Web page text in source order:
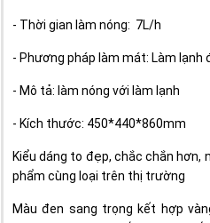
- Thời gian làm nóng: 7L/h
- Phương pháp làm mát: Làm lạnh
- Mô tả: làm nóng với làm lạnh
- Kích thước: 450*440*860mm
Kiểu dáng to đẹp, chắc chắn hơn,
phẩm cùng loại trên thị trường
Màu đen sang trọng kết hợp